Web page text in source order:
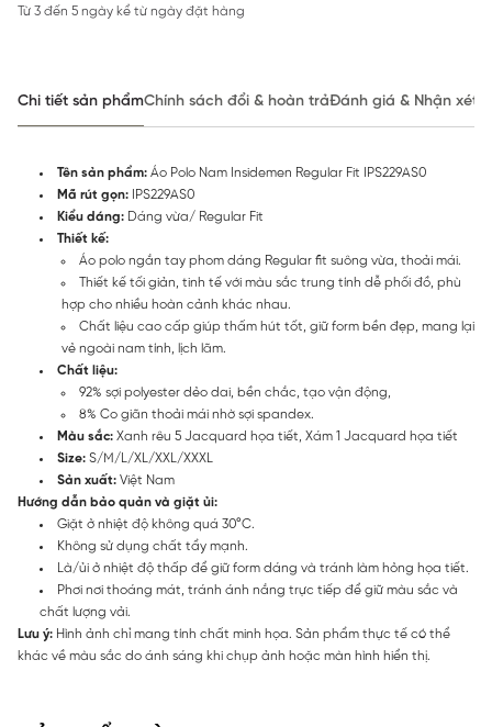
Từ 3 đến 5 ngày kể từ ngày đặt hàng
Chi tiết sản phẩmChính sách đổi & hoàn trảĐánh giá & Nhận xét
Tên sản phẩm: Áo Polo Nam Insidemen Regular Fit IPS229AS0
Mã rút gọn: IPS229AS0
Kiểu dáng: Dáng vừa/ Regular Fit
Thiết kế:
Áo polo ngắn tay phom dáng Regular fit suông vừa, thoải mái.
Thiết kế tối giản, tinh tế với màu sắc trung tính dễ phối đồ, phù
hợp cho nhiều hoàn cảnh khác nhau.
Chất liệu cao cấp giúp thấm hút tốt, giữ form bền đẹp, mang lại
vẻ ngoài nam tính, lịch lãm.
Chất liệu:
92% sợi polyester dẻo dai, bền chắc, tạo vận động,
8% Co giãn thoải mái nhờ sợi spandex.
Màu sắc: Xanh rêu 5 Jacquard họa tiết, Xám 1 Jacquard họa tiết
Size: S/M/L/XL/XXL/XXXL
Sản xuất: Việt Nam
Hướng dẫn bảo quản và giặt ủi:
Giặt ở nhiệt độ không quá 30°C.
Không sử dụng chất tẩy mạnh.
Là/ủi ở nhiệt độ thấp để giữ form dáng và tránh làm hỏng họa tiết.
Phơi nơi thoáng mát, tránh ánh nắng trực tiếp để giữ màu sắc và
chất lượng vải.
Lưu ý: Hình ảnh chỉ mang tính chất minh họa. Sản phẩm thực tế có thể
khác về màu sắc do ánh sáng khi chụp ảnh hoặc màn hình hiển thị.